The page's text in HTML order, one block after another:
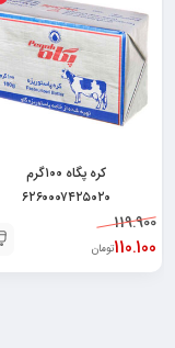
کره پگاه ۱۰۰گرم
۶۲۶۰۰۰۷۴۲۵۰۲۰
119.900
110.100تومان